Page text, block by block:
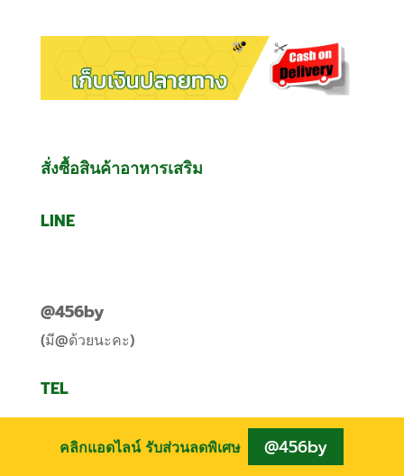
สั่งซื้อสินค้าอาหารเสริม
LINE
@456by
(มี@ด้วยนะคะ)
TEL
คลิกแอดไลน์ รับส่วนลดพิเศษ @456by